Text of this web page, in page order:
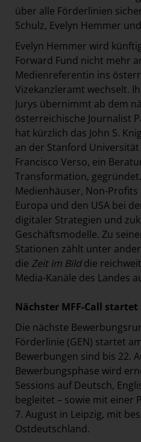
über alle Förderlinien
Schulz, Evelyn Hemmer
Evelyn Hemmer wird
Forward Fund nicht mehr
Medienreferentin ins
Vizekanzleramt wechselt.
Jurys übernimmt ab dem
österreichische Journalist
hat kürzlich das John S.
an der Stanford
Francisco Verso, ein
Transformation,
Medienhäuser, Non-
Europa und den USA bei
digitaler Strategien und
Geschäftsmodelle. Zu
Stationen zählt unter
die Zeit im Bilddie
Media-Kanäle des Landes
Nächster MFF-Call
Die nächste
Förderlinie (GEN) startet
Bewerbungen sind bis 22.
Bewerbungsphase wird
Sessions auf Deutsch,
begleitet – sowie mit einer
7. August in Leipzig, mit
Ostdeutschland.